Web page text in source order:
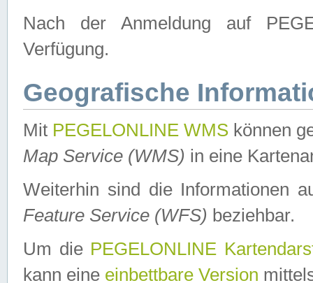
Nach der Anmeldung auf
Verfügung.
Geografische
Mit PEGELONLINE WMS können
Map Service (WMS) in eine
Weiterhin sind die Informationen
Feature Service (WFS) beziehbar.
Um die PEGELONLINE
kann eine einbettbare Version